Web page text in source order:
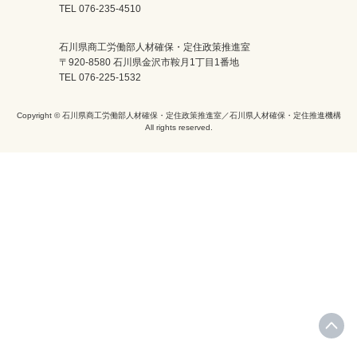
TEL 076-235-4510
石川県商工労働部人材確保・定住政策推進室
〒920-8580 石川県金沢市鞍月1丁目1番地
TEL 076-225-1532
Copyright © 石川県商工労働部人材確保・定住政策推進室／石川県人材確保・定住推進機構
All rights reserved.